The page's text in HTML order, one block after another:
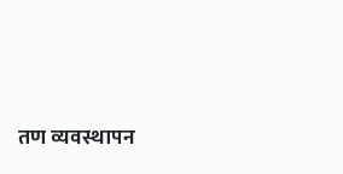
तण व्यवस्थापन